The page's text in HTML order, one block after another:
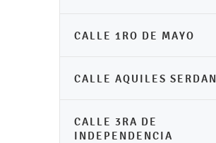
CALLE 1RO DE MAYO
CALLE AQUILES SERDAN
CALLE 3RA DE
INDEPENDENCIA